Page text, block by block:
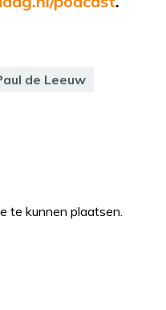
de Leeuw
te kunnen plaatsen.